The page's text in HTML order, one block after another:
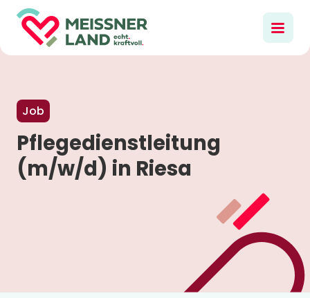
Job
Pflegedienstleitung
(m/w/d) in Riesa